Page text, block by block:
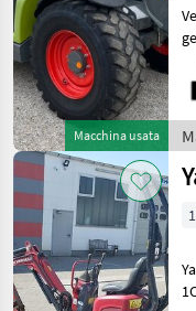
Macchina usata